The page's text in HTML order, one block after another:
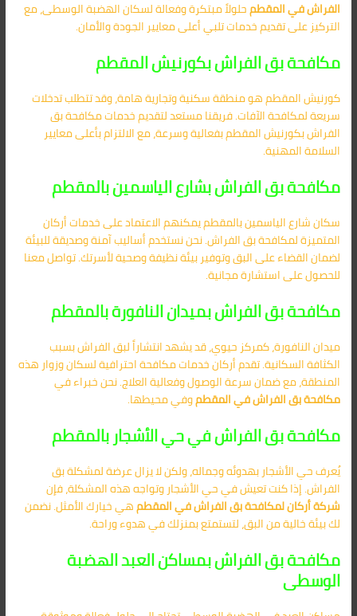
الفراش في المقطمحلولاً مبتكرة وفعالة لسكان الهضبة الوسطى، مع
التركيز على تقديم خدمات تلبي أعلى معايير الجودة والأمان.
مكافحة بق الفراش بكورنيش المقطم
كورنيش المقطم هو منطقة سكنية وتجارية هامة، وقد تتطلب تدخلات
سريعة لمكافحة الآفات. فريقنا مستعد لتقديم خدمات مكافحة بق
الفراش بكورنيش المقطم بفعالية وسرعة، مع الالتزام بأعلى معايير
السلامة المهنية.
مكافحة بق الفراش بشارع الياسمين بالمقطم
سكان شارع الياسمين بالمقطم يمكنهم الاعتماد على خدمات أركان
المتميزة لمكافحة بق الفراش. نحن نستخدم أساليب آمنة وصديقة للبيئة
لضمان القضاء على البق وتوفير بيئة نظيفة وصحية لأسرتك. تواصل معنا
للحصول على استشارة مجانية.
مكافحة بق الفراش بميدان النافورة بالمقطم
ميدان النافورة، كمركز حيوي، قد يشهد انتشاراً لبق الفراش بسبب
الكثافة السكانية. تقدم أركان خدمات مكافحة احترافية لسكان وزوار هذه
المنطقة، مع ضمان سرعة الوصول وفعالية العلاج. نحن خبراء في
مكافحة بق الفراش في المقطموفي محيطها.
مكافحة بق الفراش في حي الأشجار بالمقطم
يُعرف حي الأشجار بهدوئه وجماله، ولكن لا يزال عرضة لمشكلة بق
الفراش. إذا كنت تعيش في حي الأشجار وتواجه هذه المشكلة، فإن
شركة أركان لمكافحة بق الفراش في المقطمهي خيارك الأمثل. نضمن
لك بيئة خالية من البق، لتستمتع بمنزلك في هدوء وراحة.
مكافحة بق الفراش بمساكن العبد الهضبة
الوسطى